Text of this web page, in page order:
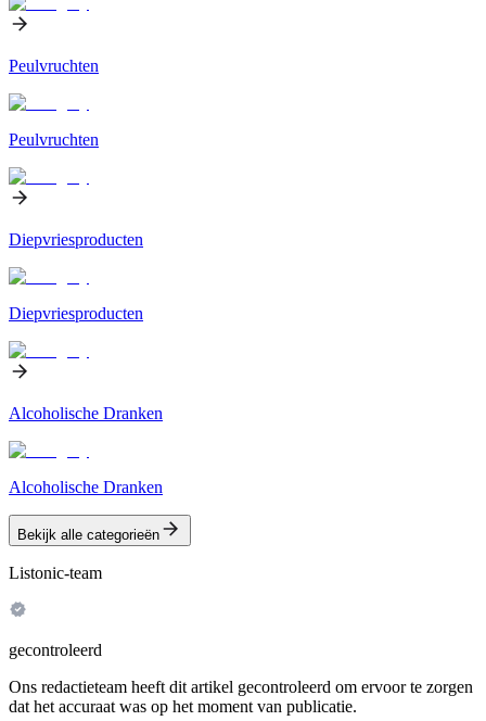
Peulvruchten
Peulvruchten
Diepvriesproducten
Diepvriesproducten
Alcoholische Dranken
Alcoholische Dranken
Bekijk alle categorieën
Listonic-team
gecontroleerd
Ons redactieteam heeft dit artikel gecontroleerd om ervoor te zorgen
dat het accuraat was op het moment van publicatie.